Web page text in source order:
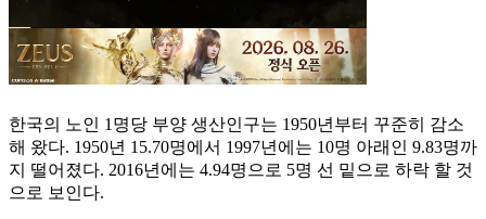
한국의 노인 1명당 부양 생산인구는 1950년부터 꾸준히 감소
해 왔다. 1950년 15.70명에서 1997년에는 10명 아래인 9.83명까
지 떨어졌다. 2016년에는 4.94명으로 5명 선 밑으로 하락 할 것
으로 보인다.